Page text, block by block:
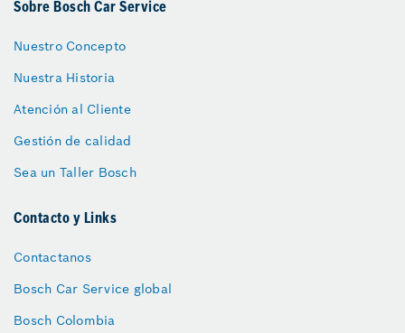
Sobre Bosch Car Service
Nuestro Concepto
Nuestra Historia
Atención al Cliente
Gestión de calidad
Sea un Taller Bosch
Contacto y Links
Contactanos
Bosch Car Service global
Bosch Colombia